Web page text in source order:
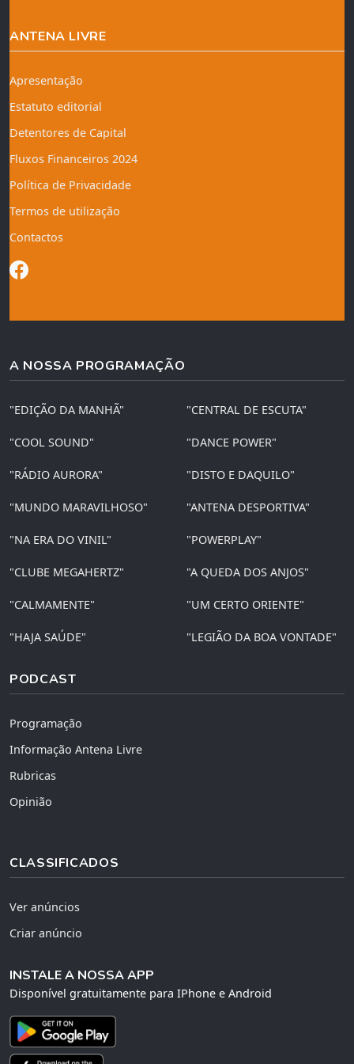
ANTENA LIVRE
Apresentação
Estatuto editorial
Detentores de Capital
Fluxos Financeiros 2024
Política de Privacidade
Termos de utilização
Contactos
A NOSSA PROGRAMAÇÃO
"EDIÇÃO DA MANHÃ" "CENTRAL DE ESCUTA"
"COOL SOUND" "DANCE POWER"
"RÁDIO AURORA" "DISTO E DAQUILO"
"MUNDO MARAVILHOSO" "ANTENA DESPORTIVA"
"NA ERA DO VINIL" "POWERPLAY"
"CLUBE MEGAHERTZ" "A QUEDA DOS ANJOS"
"CALMAMENTE" "UM CERTO ORIENTE"
"HAJA SAÚDE" "LEGIÃO DA BOA VONTADE"
PODCAST
Programação
Informação Antena Livre
Rubricas
Opinião
CLASSIFICADOS
Ver anúncios
Criar anúncio
INSTALE A NOSSA APP
Disponível gratuitamente para IPhone e Android